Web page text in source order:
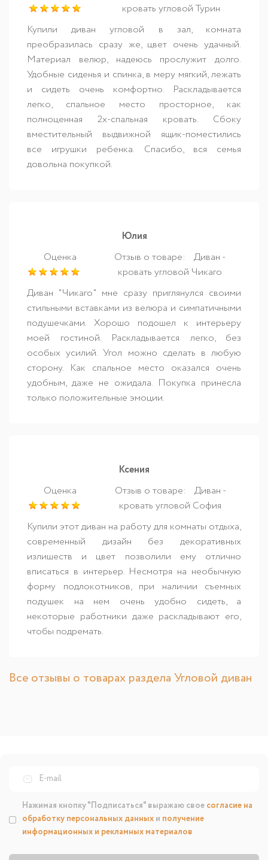
кровать угловой Турин
Купили диван угловой в зал, комната
преобразилась сразу же, цвет очень удачный.
Материал велюр, надеюсь прослужит долго.
Удобные сиденья и спинка, в меру мягкий, лежать
и сидеть очень комфортно. Раскладывается
легко, спальное место просторное, как
полноценная 2х-спальная кровать. Сбоку
вместительный выдвижной ящик-поместились
все игрушки ребенка. Спасибо, вся семья
довольна покупкой.
Юлия
Оценка
Отзыв о товаре:
Диван -
кровать угловой Чикаго
Диван "Чикаго" мне сразу приглянулся своими
стильными вставками из велюра и симпатичными
подушечками. Хорошо подошел к интерьеру
моей гостиной. Раскладывается легко, без
особых усилий. Угол можно сделать в любую
сторону. Как спальное место оказался очень
удобным, даже не ожидала. Покупка принесла
только положительные эмоции.
Ксения
Оценка
Отзыв о товаре:
Диван -
кровать угловой София
Купили этот диван на работу для комнаты отдыха,
современный дизайн без декоративных
излишеств и цвет позволили ему отлично
вписаться в интерьер. Несмотря на необычную
форму подлокотников, при наличии съемных
подушек на нем очень удобно сидеть, а
некоторые работники даже раскладывают его,
чтобы подремать.
Все отзывы о товарах раздела Угловой диван
Нажимая кнопку "Подписаться" выражаю свое согласие на
обработку персональных данных и получение
информационных и рекламных материалов